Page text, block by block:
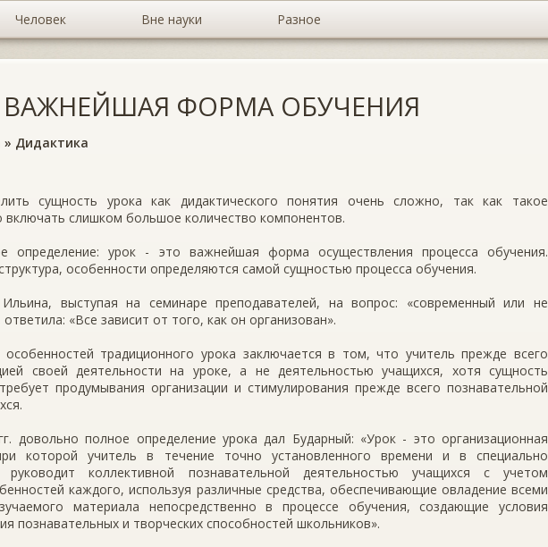
Человек Вне науки Разное
ВАЖНЕЙШАЯ ФОРМА ОБУЧЕНИЯ
» Дидактика
сущность урока как дидактического понятия очень сложно, так как такое
включать слишком большое количество компонентов.
определение: урок - это важнейшая форма осуществления процесса обучения.
особенности определяются самой сущностью процесса обучения.
выступая на семинаре преподавателей, на вопрос: «современный или не
«Все зависит от того, как он организован».
традиционного урока заключается в том, что учитель прежде всего
своей деятельности на уроке, а не деятельностью учащихся, хотя сущность
продумывания организации и стимулирования прежде всего познавательной
довольно полное определение урока дал Бударный: «Урок - это организационная
которой учитель в течение точно установленного времени и в специально
коллективной познавательной деятельностью учащихся с учетом
каждого, используя различные средства, обеспечивающие овладение всеми
материала непосредственно в процессе обучения, создающие условия
познавательных и творческих способностей школьников».